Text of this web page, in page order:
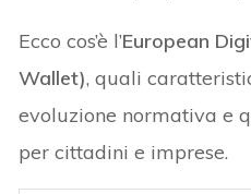
Ecco cos’è l’European
Wallet), quali
evoluzione normativa e
per cittadini e imprese.